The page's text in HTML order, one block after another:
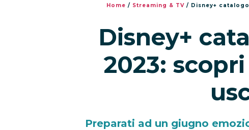
Home / Streaming & TV / Disney+
Disney+
2023:
Preparati ad un giugno